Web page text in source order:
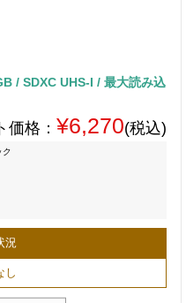
/ SDXC UHS-I / 最大読み込
価格： ¥6,270(税込)
ク
況
し